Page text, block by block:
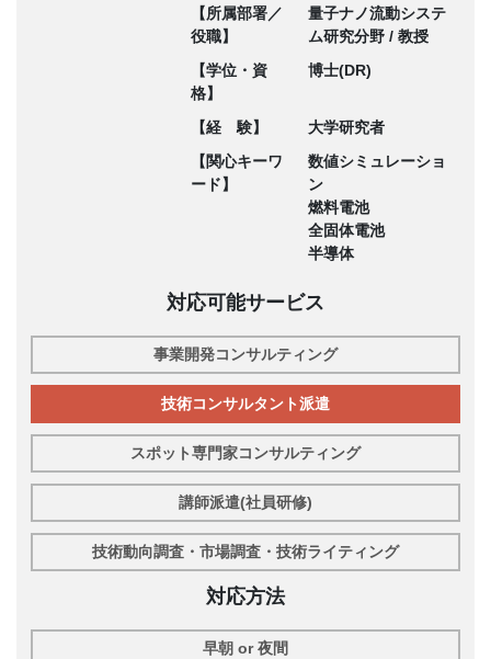
【所属部署／
役職】
量子ナノ流動システ
ム研究分野 / 教授
【学位・資
格】
博士(DR)
【経 験】
大学研究者
【関心キーワ
ード】
数値シミュレーショ
ン
燃料電池
全固体電池
半導体
対応可能サービス
事業開発コンサルティング
技術コンサルタント派遣
スポット専門家コンサルティング
講師派遣(社員研修)
技術動向調査・市場調査・技術ライティング
対応方法
早朝 or 夜間